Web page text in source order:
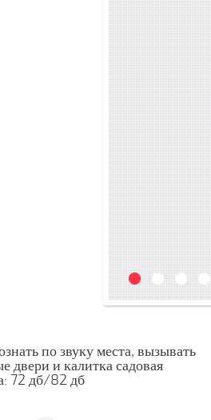
по звуку места, вызывать
двери и калитка садовая
72 дб/82 дб